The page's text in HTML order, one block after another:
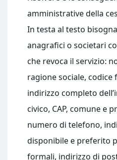
amministrative della
In testa al testo
anagrafici o societari
che revoca il servizio:
ragione sociale, codice
indirizzo completo
civico, CAP, comune e
numero di telefono,
disponibile e preferito
formali, indirizzo di